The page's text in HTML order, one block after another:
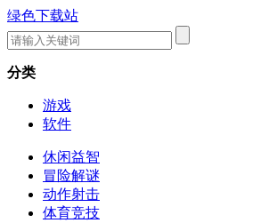
绿色下载站
分类
游戏
软件
休闲益智
冒险解谜
动作射击
体育竞技